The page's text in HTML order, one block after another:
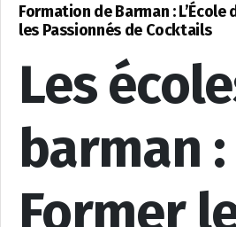
Formation de Barman :
les Passionnés de Cocktails
Les
barman :
Former